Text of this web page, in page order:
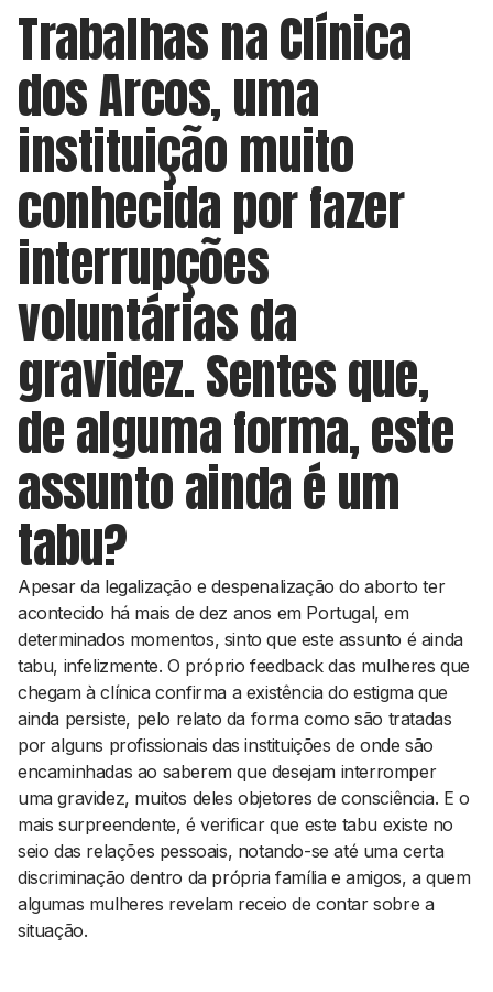
Trabalhas na Clínica
dos Arcos, uma
instituição muito
conhecida por fazer
interrupções
voluntárias da
gravidez. Sentes que,
de alguma forma, este
assunto ainda é um
tabu?
Apesar da legalização e despenalização do aborto ter
acontecido há mais de dez anos em Portugal, em
determinados momentos, sinto que este assunto é ainda
tabu, infelizmente. O própriofeedbackdas mulheres que
chegam à clínica confirma a existência do estigma que
ainda persiste, pelo relato da forma como são tratadas
por alguns profissionais das instituições de onde são
encaminhadas ao saberem que desejam interromper
uma gravidez, muitos deles objetores de consciência. E o
mais surpreendente, é verificar que este tabu existe no
seio das relações pessoais, notando-se até uma certa
discriminação dentro da própria família e amigos, a quem
algumas mulheres revelam receio de contar sobre a
situação.